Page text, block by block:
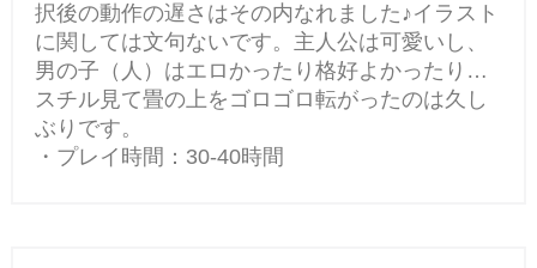
択後の動作の遅さはその内なれました♪イラスト
に関しては文句ないです。主人公は可愛いし、
男の子（人）はエロかったり格好よかったり…
スチル見て畳の上をゴロゴロ転がったのは久し
ぶりです。
・プレイ時間：30-40時間